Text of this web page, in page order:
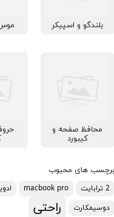
بلندگو و اسپیکر
محافظ صفحه و
کیبورد
برچسب های محبوب
2 ترابایت macbook pro
دوسیمکارت
راحتی